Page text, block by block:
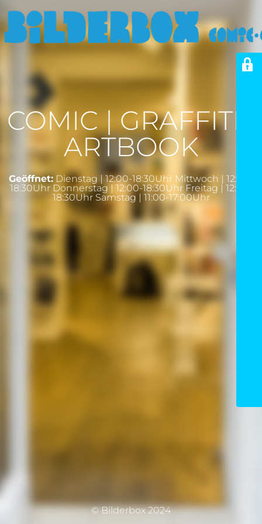
COMIC | GRAFFITI |
ARTBOOK
Geöffnet: Dienstag | 12:00-18:30Uhr Mittwoch | 12:00-
18:30Uhr Donnerstag | 12:00-18:30Uhr Freitag | 12:00-
18:30Uhr Samstag | 11:00-17:00Uhr
© Bilderbox 2024